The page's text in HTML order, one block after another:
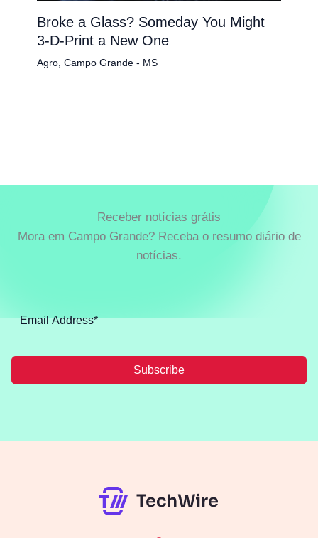
Broke a Glass? Someday You Might
3-D-Print a New One
Agro, Campo Grande - MS
Receber notícias grátis
Mora em Campo Grande? Receba o resumo diário de
notícias.
Subscribe